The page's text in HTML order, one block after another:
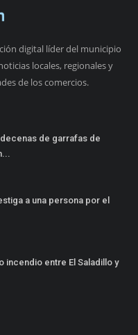
digital líder del municipio
locales, regionales y
de los comercios.
de garrafas de
a una persona por el
incendio entre El Saladillo y